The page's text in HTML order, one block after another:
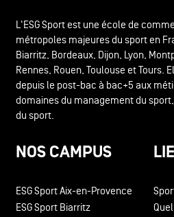
L'ESG Sport est une école de
métropoles majeures du sport en
Biarritz, Bordeaux, Dijon, Lyon,
Rennes, Rouen, Toulouse et Tours.
depuis le post-bac à bac+5 aux
domaines du management du
du sport.
NOS CAMPUS
ESG Sport Aix-en-Provence
ESG Sport Biarritz